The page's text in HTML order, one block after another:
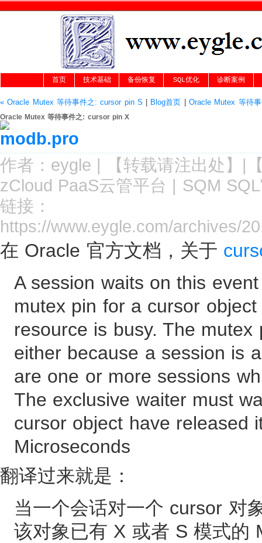
首页 技术基础 备份恢复 SQL优化 诊断案例
« Oracle Mutex 等待事件之: cursor pin S Blog首页 |Oracle Mutex 等待
Oracle Mutex 等待事件之: cursor pin X
作者： eygle | 【转载请注出处 】|
zCloud PaaS云管平台 | SQM
链接：
https://www.eygle.com/archives/
在 Oracle 官方文档，关于
A session waits on this
mutex pin for a cursor
resource is busy. The
either because a session is
are one or more sessions
The exclusive waiter must
cursor object have
Microseconds
翻译过来就是：
当一个会话对一个 cursor 对
该对象已有 X 或者 S 模式的